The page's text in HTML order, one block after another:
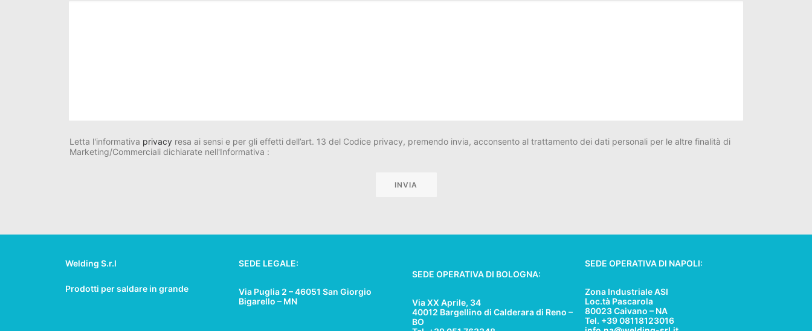
Letta l'informativa privacy resa ai sensi e per gli effetti dell’art. 13 del Codice privacy, premendo invia, acconsento al trattamento dei dati personali per le altre finalità di
Marketing/Commerciali dichiarate nell'Informativa :
Welding S.r.l
Prodotti per saldare in grande
SEDE LEGALE:
Via Puglia 2 – 46051 San Giorgio
Bigarello – MN
SEDE OPERATIVA DI BOLOGNA:
Via XX Aprile, 34
40012 Bargellino di Calderara di Reno –
BO
SEDE OPERATIVA DI NAPOLI:
Zona Industriale ASI
Loc.tà Pascarola
80023 Caivano – NA
Tel. +39 08118123016